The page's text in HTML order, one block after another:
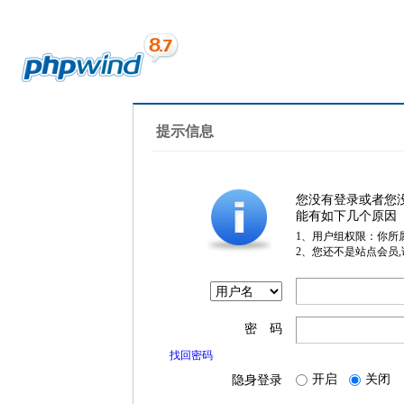
提示信息
您没有登录或者您
能有如下几个原因
1、用户组权限：你所
2、您还不是站点会员
密 码
找回密码
隐身登录 开启 关闭